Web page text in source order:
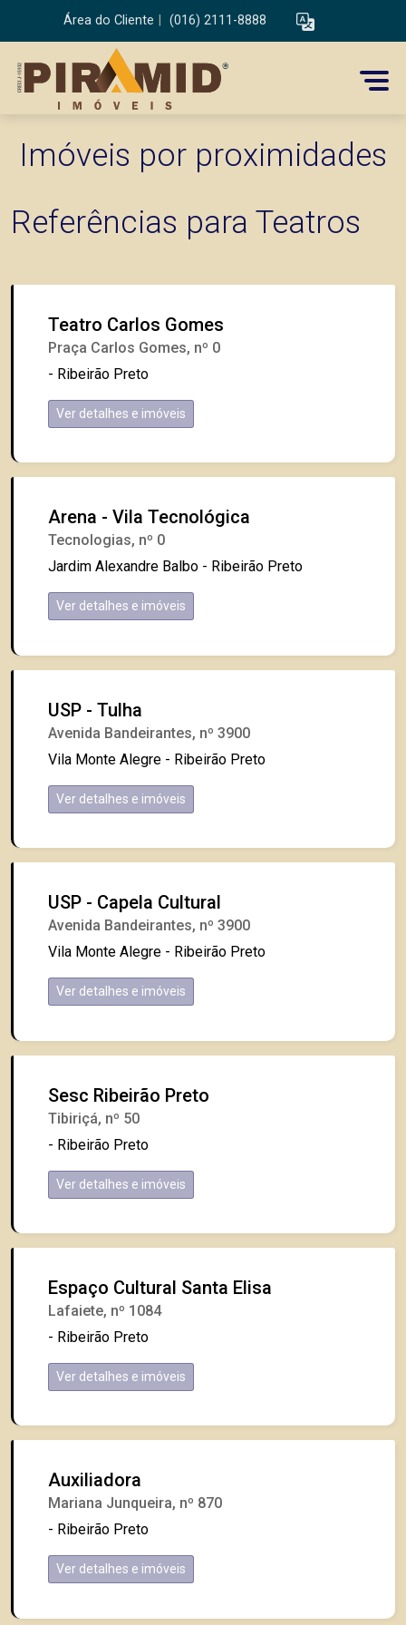
Área do Cliente (016) 2111-8888
Imóveis por proximidades
Referências para Teatros
Teatro Carlos Gomes
Praça Carlos Gomes, nº 0
- Ribeirão Preto
Ver detalhes e imóveis
Arena - Vila Tecnológica
Tecnologias, nº 0
Jardim Alexandre Balbo - Ribeirão Preto
Ver detalhes e imóveis
USP - Tulha
Avenida Bandeirantes, nº 3900
Vila Monte Alegre - Ribeirão Preto
Ver detalhes e imóveis
USP - Capela Cultural
Avenida Bandeirantes, nº 3900
Vila Monte Alegre - Ribeirão Preto
Ver detalhes e imóveis
Sesc Ribeirão Preto
Tibiriçá, nº 50
- Ribeirão Preto
Ver detalhes e imóveis
Espaço Cultural Santa Elisa
Lafaiete, nº 1084
- Ribeirão Preto
Ver detalhes e imóveis
Auxiliadora
Mariana Junqueira, nº 870
- Ribeirão Preto
Ver detalhes e imóveis